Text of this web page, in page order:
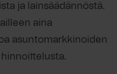
ja lainsäädännöstä.
aina
asuntomarkkinoiden